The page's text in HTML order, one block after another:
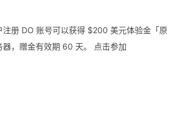
册 DO 账号可以获得 $200 美元体验金「原
，赠金有效期 60 天。 点击参加